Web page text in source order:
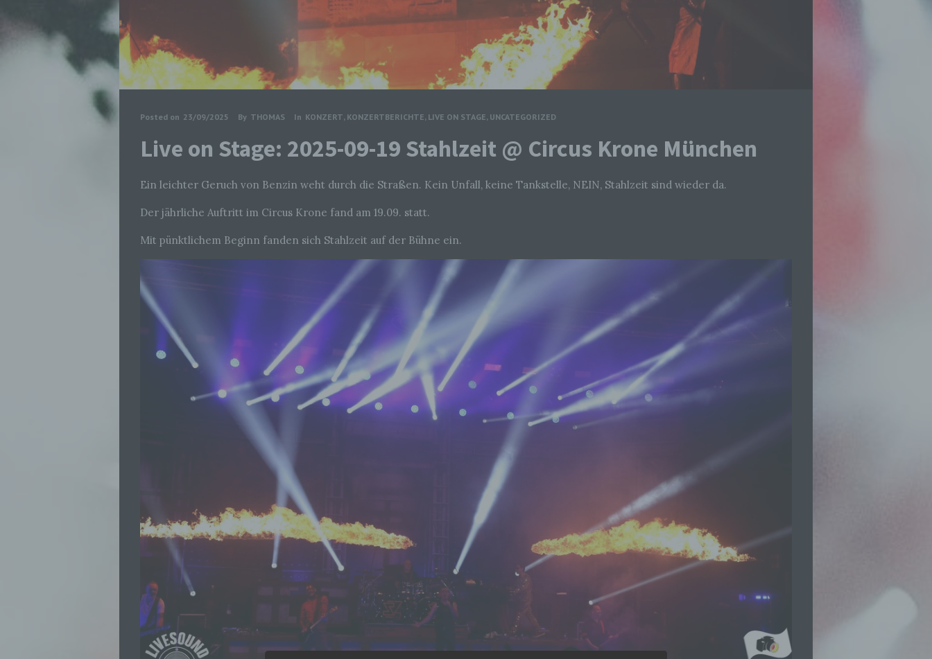
Posted on 23/09/2025 By THOMAS In KONZERT, KONZERTBERICHTE, LIVE ON STAGE, UNCATEGORIZED
Live on Stage: 2025-09-19 Stahlzeit @ Circus Krone München
Ein leichter Geruch von Benzin weht durch die Straßen. Kein Unfall, keine Tankstelle, NEIN, Stahlzeit sind wieder da.
Der jährliche Auftritt im Circus Krone fand am 19.09. statt.
Mit pünktlichem Beginn fanden sich Stahlzeit auf der Bühne ein.